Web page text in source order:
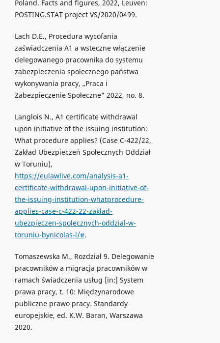
Poland. Facts and figures, 2022, Leuven:
POSTING.STAT project VS/2020/0499.
Lach D.E., Procedura wycofania
zaświadczenia A1 a wsteczne włączenie
delegowanego pracownika do systemu
zabezpieczenia społecznego państwa
wykonywania pracy, „Praca i
Zabezpieczenie Społeczne” 2022, no. 8.
Langlois N., A1 certificate withdrawal
upon initiative of the issuing institution:
What procedure applies? (Case C-422/22,
Zakład Ubezpieczeń Społecznych Oddział
w Toruniu),
https://eulawlive.com/analysis-a1-
certificate-withdrawal-upon-initiative-of-
the-issuing-institution-whatprocedure-
applies-case-c-422-22-zaklad-
ubezpieczen-spolecznych-oddzial-w-
toruniu-bynicolas-l/#.
Tomaszewska M., Rozdział 9. Delegowanie
pracowników a migracja pracowników w
ramach świadczenia usług [in:] System
prawa pracy, t. 10: Międzynarodowe
publiczne prawo pracy. Standardy
europejskie, ed. K.W. Baran, Warszawa
2020.